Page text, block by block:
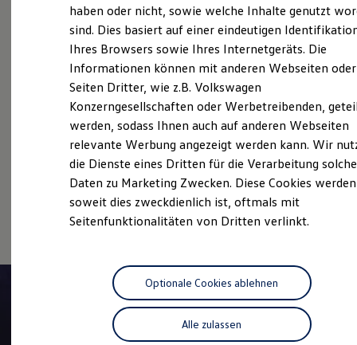
Kosten und Kauf
Verbrauchskosten
Kaufoptionen
E-Auto-Förderung
Software und Konnektivität
ID. Software Versionen und Updates
Digitale Extras
Schnittstellen zu Ihrem ID.
Hybridautos
Marke und Erlebnis
Volkswagen R und R Experience
R-Modelle
Driving Experience
Volkswagen entdecken
Lifestyle Shop
T-Roc Kollektion
Golf Kollektion
ID. Kollektion
Volkswagen Kollektion
R-Kollektion
Unsere Leistungenim
Überblick
Gebrauchtwagen
Service
Volkswagen Economy
Service
Online-Fahrzeugbewertung
haben oder nicht, sowie welche Inhalte genutzt
sind. Dies basiert auf einer eindeutigen
Ihres Browsers sowie Ihres Internetgeräts. Die
Informationen können mit anderen Webseiten oder
Seiten Dritter, wie z.B. Volkswagen
Konzerngesellschaften oder Werbetreibenden,
werden, sodass Ihnen auch auf anderen Webseiten
relevante Werbung angezeigt werden kann. Wir
die Dienste eines Dritten für die Verarbeitung
Daten zu Marketing Zwecken. Diese Cookies
soweit dies zweckdienlich ist, oftmals mit
Seitenfunktionalitäten von Dritten verlinkt.
Alle zulassen
Optionale Cookies ablehnen